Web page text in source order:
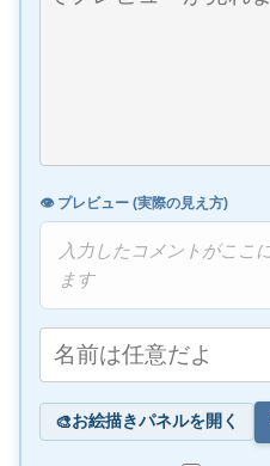
👁️ プレビュー (実際の見え方)
入力したコメントがここ
ます
🎨お絵描きパネルを開く